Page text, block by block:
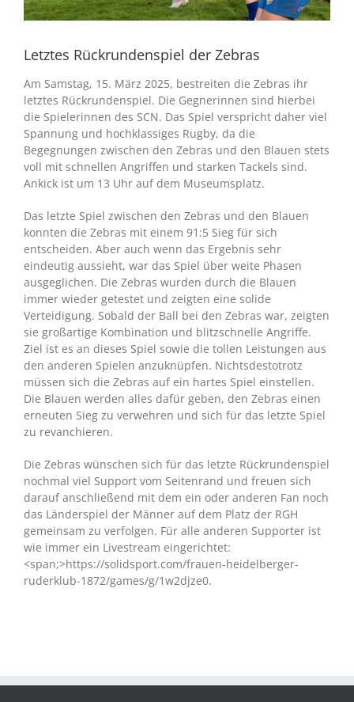
Letztes Rückrundenspiel der Zebras
Am Samstag, 15. März 2025, bestreiten die Zebras ihr
letztes Rückrundenspiel. Die Gegnerinnen sind hierbei
die Spielerinnen des SCN. Das Spiel verspricht daher viel
Spannung und hochklassiges Rugby, da die
Begegnungen zwischen den Zebras und den Blauen stets
voll mit schnellen Angriffen und starken Tackels sind.
Ankick ist um 13 Uhr auf dem Museumsplatz.
Das letzte Spiel zwischen den Zebras und den Blauen
konnten die Zebras mit einem 91:5 Sieg für sich
entscheiden. Aber auch wenn das Ergebnis sehr
eindeutig aussieht, war das Spiel über weite Phasen
ausgeglichen. Die Zebras wurden durch die Blauen
immer wieder getestet und zeigten eine solide
Verteidigung. Sobald der Ball bei den Zebras war, zeigten
sie großartige Kombination und blitzschnelle Angriffe.
Ziel ist es an dieses Spiel sowie die tollen Leistungen aus
den anderen Spielen anzuknüpfen. Nichtsdestotrotz
müssen sich die Zebras auf ein hartes Spiel einstellen.
Die Blauen werden alles dafür geben, den Zebras einen
erneuten Sieg zu verwehren und sich für das letzte Spiel
zu revanchieren.
Die Zebras wünschen sich für das letzte Rückrundenspiel
nochmal viel Support vom Seitenrand und freuen sich
darauf anschließend mit dem ein oder anderen Fan noch
das Länderspiel der Männer auf dem Platz der RGH
gemeinsam zu verfolgen. Für alle anderen Supporter ist
wie immer ein Livestream eingerichtet:
<span;>https://solidsport.com/frauen-heidelberger-
ruderklub-1872/games/g/1w2djze0.